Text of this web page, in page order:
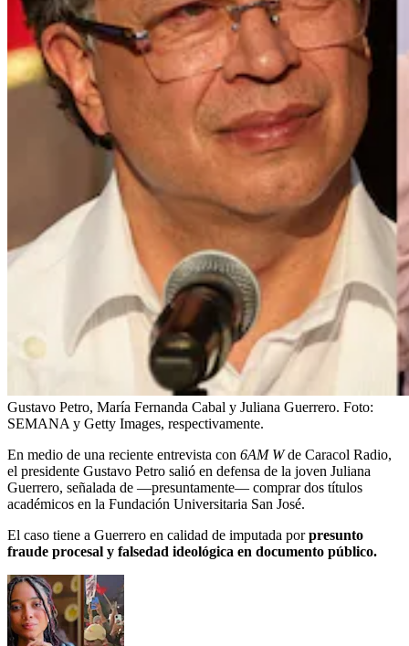
Gustavo Petro, María Fernanda Cabal y Juliana Guerrero. Foto:
SEMANA y Getty Images, respectivamente.
En medio de una reciente entrevista con 6AM Wde Caracol Radio,
el presidente Gustavo Petro salió en defensa de la joven Juliana
Guerrero, señalada de —presuntamente— comprar dos títulos
académicos en la Fundación Universitaria San José.
El caso tiene a Guerrero en calidad de imputada porpresunto
fraude procesal y falsedad ideológica en documento público.